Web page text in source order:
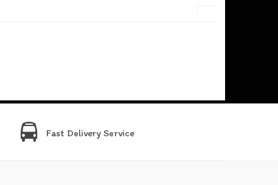
Fast Delivery Service